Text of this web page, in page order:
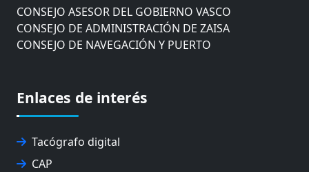
CONSEJO ASESOR DEL GOBIERNO VASCO
CONSEJO DE ADMINISTRACIÓN DE ZAISA
CONSEJO DE NAVEGACIÓN Y PUERTO
EXPOLOGÍSTICA
FEVATRANS (FEDERACIÓN VASCA DE TRANSPORTES)
GIZLOGA
JUNTA ARBITRAL DEL TRANSPORTE DE GIPUZKOA
Enlaces de interés
Tacógrafo digital
CAP